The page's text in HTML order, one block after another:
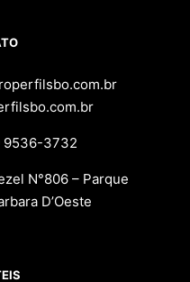
9536-3732
N°806 – Parque
D’Oeste